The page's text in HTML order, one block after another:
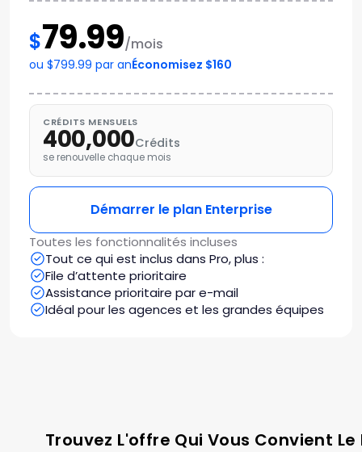
$79.99/mois
ou $799.99 par anÉconomisez $160
CRÉDITS MENSUELS
400,000Crédits
se renouvelle chaque mois
Démarrer le plan Enterprise
Toutes les fonctionnalités incluses
Tout ce qui est inclus dans Pro, plus :
File d’attente prioritaire
Assistance prioritaire par e-mail
Idéal pour les agences et les grandes équipes
Trouvez L'offre Qui Vous Convient Le